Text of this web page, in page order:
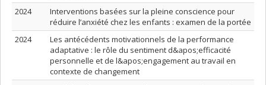
2024
Interventions basées sur la pleine conscience pour
réduire l’anxiété chez les enfants : examen de la portée
2024
Les antécédents motivationnels de la performance
adaptative : le rôle du sentiment d&apos;efficacité
personnelle et de l&apos;engagement au travail en
contexte de changement